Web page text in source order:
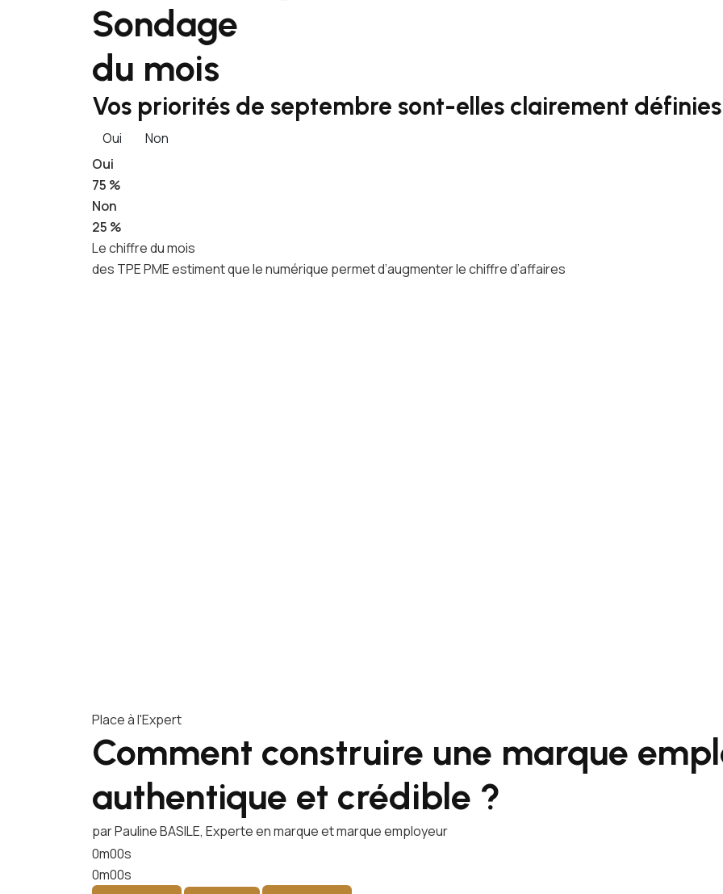
Sondage
du mois
Vos priorités de septembre sont-elles clairement
Oui
Non
Oui
75 %
Non
25 %
Le chiffre du mois
des TPE PME estiment que le numérique permet d’augmenter le chiffre d’affaires
Place à l'Expert
Comment construire une marque
authentique et crédible ?
par Pauline BASILE, Experte en marque et marque employeur
0m00s
0m00s